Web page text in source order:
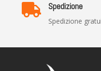
 Spedizione
Spedizione